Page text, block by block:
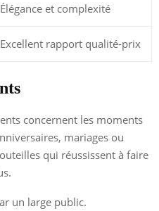
Élégance et complexité
Excellent rapport qualité-prix
concernent les moments
mariages ou
qui réussissent à faire
un large public.